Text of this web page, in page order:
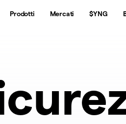
Prodotti Mercati $YNG